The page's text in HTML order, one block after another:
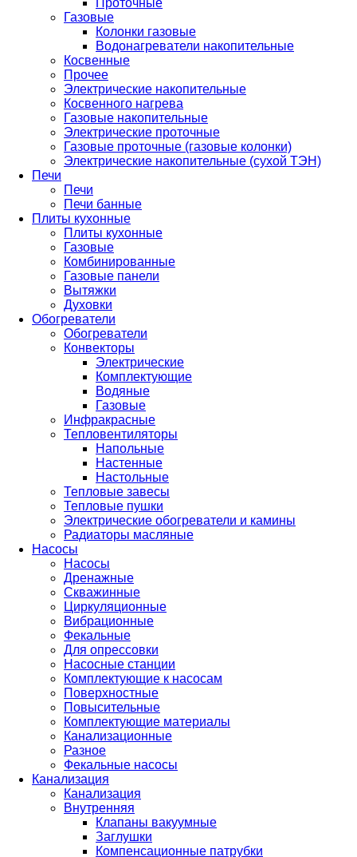
Проточные
Газовые
Колонки газовые
Водонагреватели накопительные
Косвенные
Прочее
Электрические накопительные
Косвенного нагрева
Газовые накопительные
Электрические проточные
Газовые проточные (газовые колонки)
Электрические накопительные (сухой ТЭН)
Печи
Печи
Печи банные
Плиты кухонные
Плиты кухонные
Газовые
Комбинированные
Газовые панели
Вытяжки
Духовки
Обогреватели
Обогреватели
Конвекторы
Электрические
Комплектующие
Водяные
Газовые
Инфракрасные
Тепловентиляторы
Напольные
Настенные
Настольные
Тепловые завесы
Тепловые пушки
Электрические обогреватели и камины
Радиаторы масляные
Насосы
Насосы
Дренажные
Скважинные
Циркуляционные
Вибрационные
Фекальные
Для опрессовки
Насосные станции
Комплектующие к насосам
Поверхностные
Повысительные
Комплектующие материалы
Канализационные
Разное
Фекальные насосы
Канализация
Канализация
Внутренняя
Клапаны вакуумные
Заглушки
Компенсационные патрубки